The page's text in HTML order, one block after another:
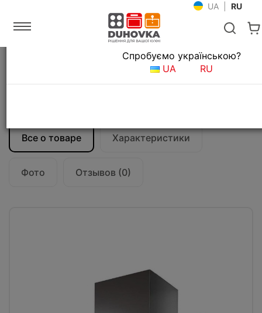
UA RU
Кухонные вытяжки
Встраиваемые вытяжки для кухни
Вытяжка кухонная Falmec MOVE 60 Black
Все о товаре Характеристики
Фото Отзывов (0)
Язык магазина
Спробуємо українською?
UA
RU